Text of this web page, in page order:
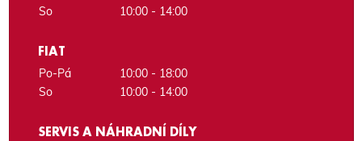
So
10:00 - 14:00
FIAT
Po-Pá
10:00 - 18:00
So
10:00 - 14:00
SERVIS A NÁHRADNÍ DÍLY